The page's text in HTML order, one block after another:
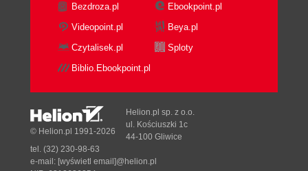
Bezdroza.pl
Ebookpoint.pl
Videopoint.pl
Beya.pl
Czytalisek.pl
Sploty
Biblio.Ebookpoint.pl
© Helion.pl 1991-2026
Helion.pl sp. z o.o.
ul. Kościuszki 1c
44-100 Gliwice
tel. (32) 230-98-63
e-mail: [wyświetl email]@helion.pl